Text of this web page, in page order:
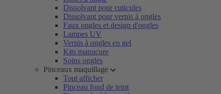
Dissolvant pour cuticules
Dissolvant pour vernis à ongles
Faux ongles et design d'ongles
Lampes UV
Vernis à ongles en gel
Kits manucure
Soins ongles
Pinceaux maquillage
Tout afficher
Pinceau fond de teint